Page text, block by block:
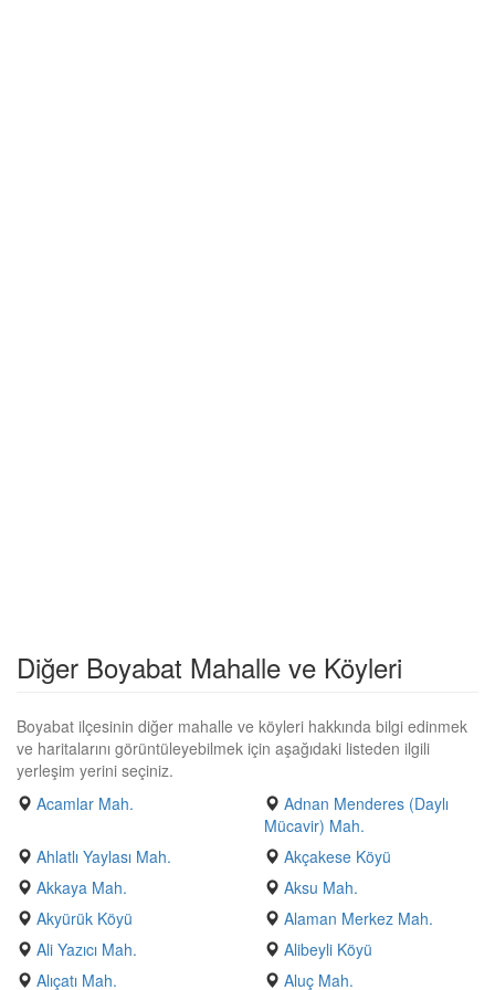
Diğer Boyabat Mahalle ve Köyleri
Boyabat ilçesinin diğer mahalle ve köyleri hakkında bilgi edinmek
ve haritalarını görüntüleyebilmek için aşağıdaki listeden ilgili
yerleşim yerini seçiniz.
Acamlar Mah.
Adnan Menderes (Daylı
Mücavir) Mah.
Ahlatlı Yaylası Mah.
Akçakese Köyü
Akkaya Mah.
Aksu Mah.
Akyürük Köyü
Alaman Merkez Mah.
Ali Yazıcı Mah.
Alibeyli Köyü
Alıçatı Mah.
Aluç Mah.